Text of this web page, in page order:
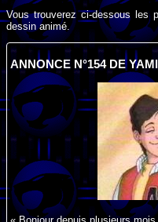
Vous trouverez ci-dessous les
dessin animé.
ANNONCE N°154 DE